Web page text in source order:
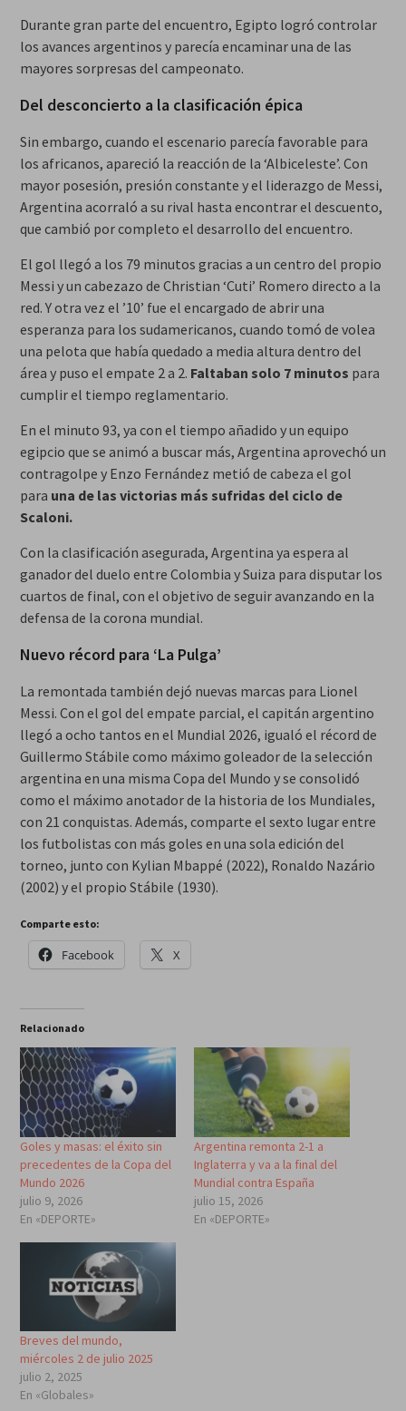
Durante gran parte del encuentro, Egipto logró controlar
los avances argentinos y parecía encaminar una de las
mayores sorpresas del campeonato.
Del desconcierto a la clasificación épica
Sin embargo, cuando el escenario parecía favorable para
los africanos, apareció la reacción de la ‘Albiceleste’. Con
mayor posesión, presión constante y el liderazgo de Messi,
Argentina acorraló a su rival hasta encontrar el descuento,
que cambió por completo el desarrollo del encuentro.
El gol llegó a los 79 minutos gracias a un centro del propio
Messi y un cabezazo de Christian ‘Cuti’ Romero directo a la
red. Y otra vez el ’10’ fue el encargado de abrir una
esperanza para los sudamericanos, cuando tomó de volea
una pelota que había quedado a media altura dentro del
área y puso el empate 2 a 2. Faltaban solo 7 minutos para
cumplir el tiempo reglamentario.
En el minuto 93, ya con el tiempo añadido y un equipo
egipcio que se animó a buscar más, Argentina aprovechó un
contragolpe y Enzo Fernández metió de cabeza el gol
para una de las victorias más sufridas del ciclo de
Scaloni.
Con la clasificación asegurada, Argentina ya espera al
ganador del duelo entre Colombia y Suiza para disputar los
cuartos de final, con el objetivo de seguir avanzando en la
defensa de la corona mundial.
Nuevo récord para ‘La Pulga’
La remontada también dejó nuevas marcas para Lionel
Messi. Con el gol del empate parcial, el capitán argentino
llegó a ocho tantos en el Mundial 2026, igualó el récord de
Guillermo Stábile como máximo goleador de la selección
argentina en una misma Copa del Mundo y se consolidó
como el máximo anotador de la historia de los Mundiales,
con 21 conquistas. Además, comparte el sexto lugar entre
los futbolistas con más goles en una sola edición del
torneo, junto con Kylian Mbappé (2022), Ronaldo Nazário
(2002) y el propio Stábile (1930).
Comparte esto:
Facebook X
Relacionado
Goles y masas: el éxito sin
precedentes de la Copa del
Mundo 2026
julio 9, 2026
En «DEPORTE»
Argentina remonta 2-1 a
Inglaterra y va a la final del
Mundial contra España
julio 15, 2026
En «DEPORTE»
Breves del mundo,
miércoles 2 de julio 2025
julio 2, 2025
En «Globales»